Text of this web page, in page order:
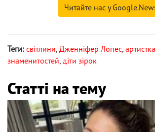
Читайте нас у
Теги: світлини, Дженніфер Лопес, артистка
знаменитостей, діти зірок
Статті на тему